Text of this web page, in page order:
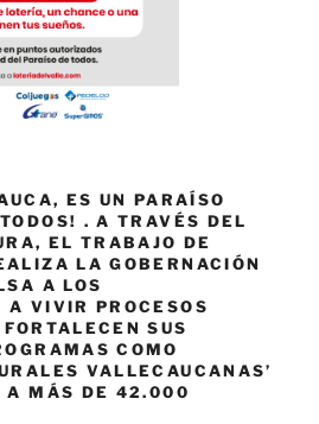
ES UN PARAÍSO
. A TRAVÉS DEL
EL TRABAJO DE
LA GOBERNACIÓN
A LOS
A VIVIR PROCESOS
SUS
COMO
VALLECAUCANAS’
A MÁS DE 42.000